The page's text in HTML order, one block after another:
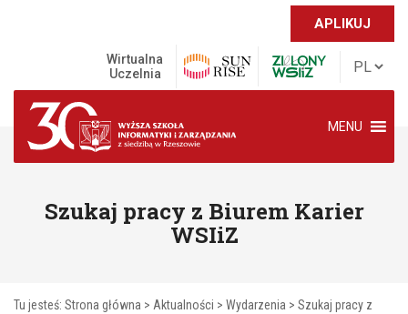
APLIKUJ
Wirtualna
Uczelnia
MENU
Szukaj pracy z Biurem Karier
WSIiZ
Tu jesteś: Strona główna > Aktualności > Wydarzenia > Szukaj pracy z